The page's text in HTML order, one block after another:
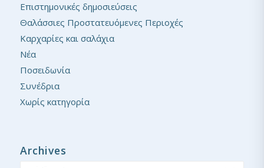
Επιστημονικές δημοσιεύσεις
Θαλάσσιες Προστατευόμενες Περιοχές
Καρχαρίες και σαλάχια
Νέα
Ποσειδωνία
Συνέδρια
Χωρίς κατηγορία
Archives